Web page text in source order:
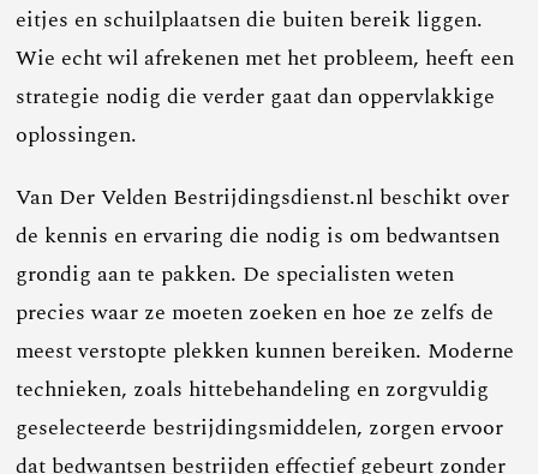
eitjes en schuilplaatsen die buiten bereik liggen.
Wie echt wil afrekenen met het probleem, heeft een
strategie nodig die verder gaat dan oppervlakkige
oplossingen.
Van Der Velden Bestrijdingsdienst.nl beschikt over
de kennis en ervaring die nodig is om bedwantsen
grondig aan te pakken. De specialisten weten
precies waar ze moeten zoeken en hoe ze zelfs de
meest verstopte plekken kunnen bereiken. Moderne
technieken, zoals hittebehandeling en zorgvuldig
geselecteerde bestrijdingsmiddelen, zorgen ervoor
datbedwantsen bestrijdeneffectief gebeurt zonder